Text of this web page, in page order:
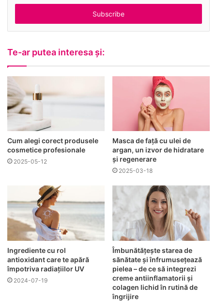
a
l
t
ă
u
Te-ar putea interesa și:
Cum alegi corect produsele
cosmetice profesionale
2025-05-12
Masca de față cu ulei de
argan, un izvor de hidratare
și regenerare
2025-03-18
Ingrediente cu rol
antioxidant care te apără
împotriva radiațiilor UV
2024-07-19
Îmbunătățește starea de
sănătate și înfrumusețează
pielea – de ce să integrezi
creme antiinflamatorii și
colagen lichid în rutină de
îngrijire